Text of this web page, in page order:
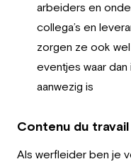
arbeiders en
collega’s en
zorgen ze ook
eventjes waar
aanwezig is
Contenu du travail
Als werfleider ben je